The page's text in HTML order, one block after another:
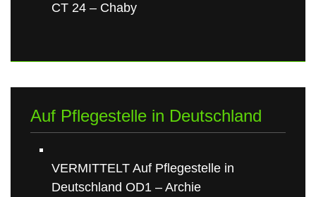
CT 24 – Chaby
Auf Pflegestelle in Deutschland
VERMITTELT Auf Pflegestelle in
Deutschland OD1 – Archie